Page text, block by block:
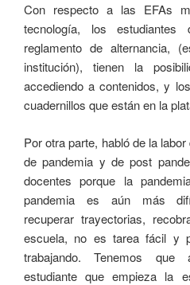
Con respecto a las EFAs
tecnología, los
reglamento de alternancia,
institución), tienen la
accediendo a contenidos, y
cuadernillos que están en la
Por otra parte, habló de la
de pandemia y de post
docentes porque la
pandemia es aún más
recuperar trayectorias,
escuela, no es tarea fácil y
trabajando. Tenemos que
estudiante que empieza la